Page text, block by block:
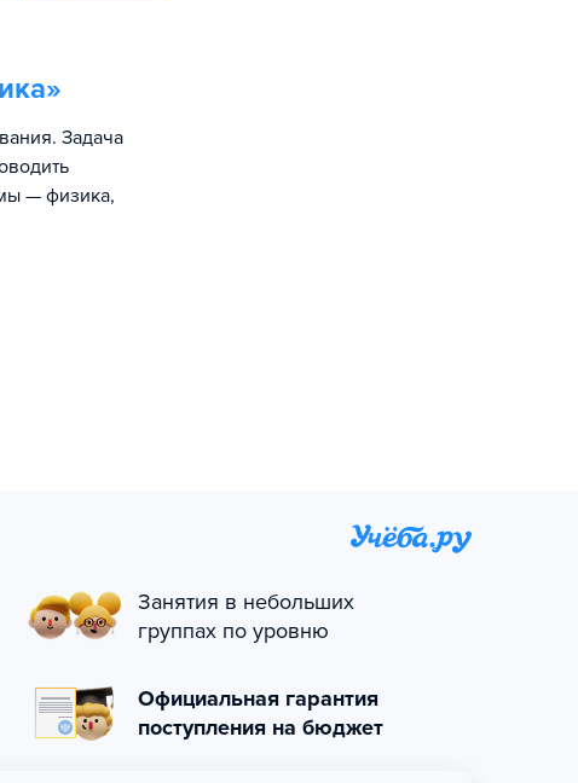
»
Задача
— физика,
Занятия в небольших
группах по уровню
Официальная гарантия
поступления на бюджет